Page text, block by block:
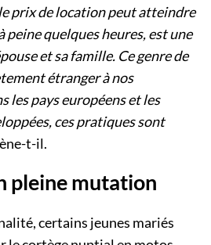
prix de location peut atteindre
peine quelques heures, est une
et sa famille. Ce genre de
étranger à nos
les pays européens et les
ces pratiques sont
t-il.
pleine mutation
certains jeunes mariés